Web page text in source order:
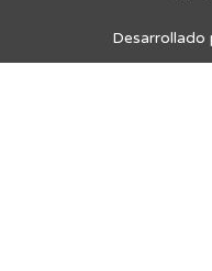
Desarrollado